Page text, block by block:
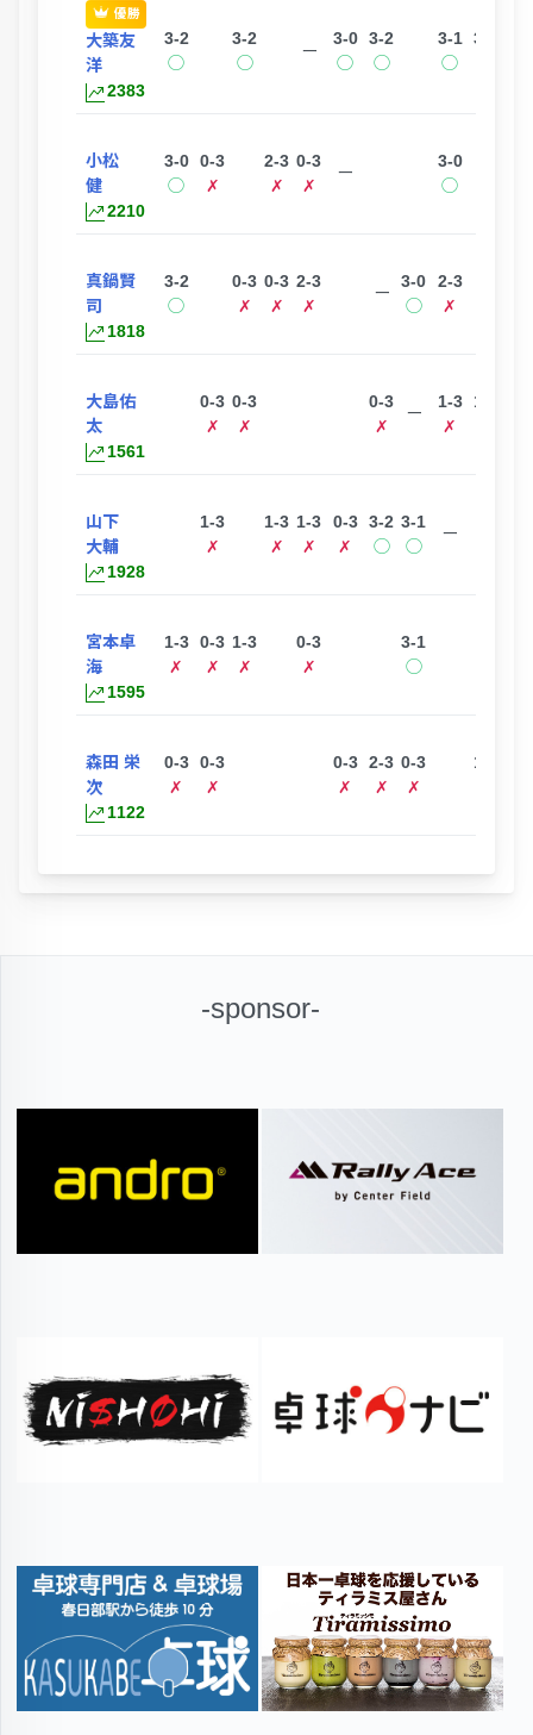
優勝
大築友
洋
2383
3-2
◯
3-2
◯
ー
3-0
◯
3-2
◯
3-1
◯
3-0
小松
健
2210
3-0
◯
0-3
✗
2-3
✗
0-3
✗
ー
3-0
◯
真鍋賢
司
1818
3-2
◯
0-3
✗
0-3
✗
2-3
✗
ー
3-0
◯
2-3
✗
大島佑
太
1561
0-3
✗
0-3
✗
0-3
✗
ー
1-3
✗
1-3
山下
大輔
1928
1-3
✗
1-3
✗
1-3
✗
0-3
✗
3-2
◯
3-1
◯
ー
宮本卓
海
1595
1-3
✗
0-3
✗
1-3
✗
0-3
✗
3-1
◯
森田 栄
次
1122
0-3
✗
0-3
✗
0-3
✗
2-3
✗
0-3
✗
1-3
-sponsor-